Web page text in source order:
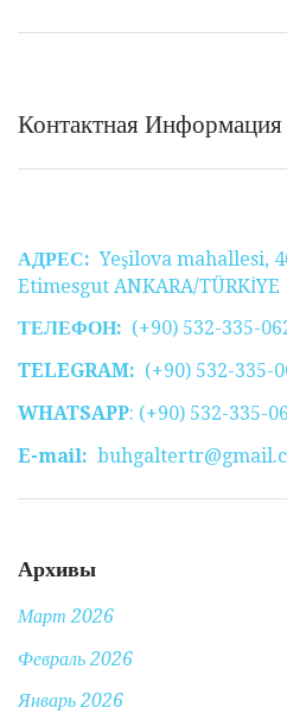
Контактная Информация
АДРЕС: Yeşilova mahallesi,
Etimesgut ANKARA/TÜRKİYE
ТЕЛЕФОН: (+90) 532-335-
TELEGRAM: (+90) 532-335-
WHATSAPP: (+90) 532-335-
E-mail:
Архивы
Март 2026
Февраль 2026
Январь 2026